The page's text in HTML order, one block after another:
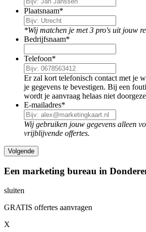
Plaatsnaam*
*Wij matchen je met 3 pro's uit jouw
Bedrijfsnaam*
Telefoon*
Er zal kort telefonisch contact met je
je gegevens te bevestigen. Bij een
wordt je aanvraag helaas niet
E-mailadres*
Wij gebruiken jouw gegevens alleen
vrijblijvende offertes.
Een marketing bureau in
sluiten
GRATIS offertes aanvragen
X